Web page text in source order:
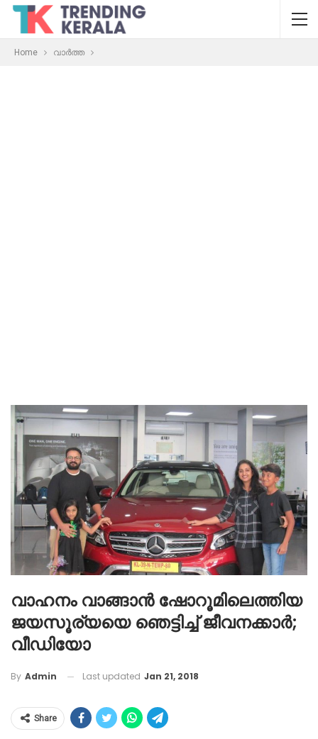
Home വാർത്ത
വാഹനം വാങ്ങാന്‍ ഷോറൂമിലെത്തിയ
ജയസൂര്യയെ ഞെട്ടിച്ച് ജീവനക്കാര്‍;
വീഡിയോ
By Admin Last updated Jan 21, 2018
Share